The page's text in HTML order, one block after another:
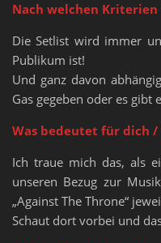
Nach welchen
Die Setlist wird immer
Publikum ist!
Und ganz davon
Gas gegeben oder es
Was bedeutet für dich /
Ich traue mich das, als
unseren Bezug zur
„Against The Throne“
Schaut dort vorbei und